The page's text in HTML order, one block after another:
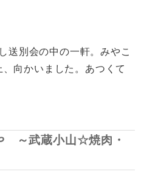
送別会の中の一軒。みやこ
向かいました。あつくて
～武蔵小山☆焼肉・